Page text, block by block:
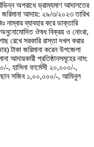
অপরাধে ভ্রাম্যমাণ আদালতের
আদায়: ২৯/৩/২০২৩ তারিখ
ব্যাবহার করে ডাক্তারি
অনুনোমোদিত ঔষধ বিক্রয় ও নোংরা,
রেখে সরকারি রাস্তা দখল করার
টাকা জরিমানা করেন উপজেলা
আদায়কারী প্রতিষ্ঠানসমূহের নাম:
, হাসিনা ফার্মেসী ২০,০০০/-,
সজিব ১,০০,০০০/-, আমিনুল